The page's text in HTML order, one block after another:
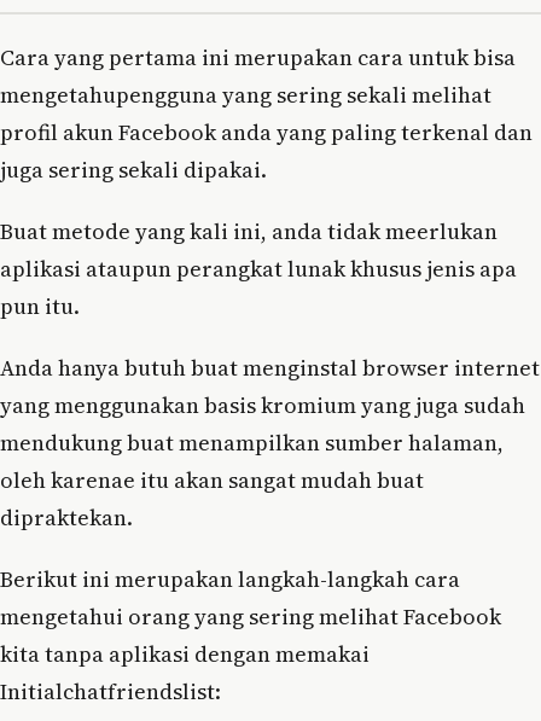
Cara yang pertama ini merupakan cara untuk bisa
mengetahupengguna yang sering sekali melihat
profil akun Facebook anda yang paling terkenal dan
juga sering sekali dipakai.
Buat metode yang kali ini, anda tidak meerlukan
aplikasi ataupun perangkat lunak khusus jenis apa
pun itu.
Anda hanya butuh buat menginstal browser internet
yang menggunakan basis kromium yang juga sudah
mendukung buat menampilkan sumber halaman,
oleh karenae itu akan sangat mudah buat
dipraktekan.
Berikut ini merupakan langkah-langkah cara
mengetahui orang yang sering melihat Facebook
kita tanpa aplikasi dengan memakai
Initialchatfriendslist: